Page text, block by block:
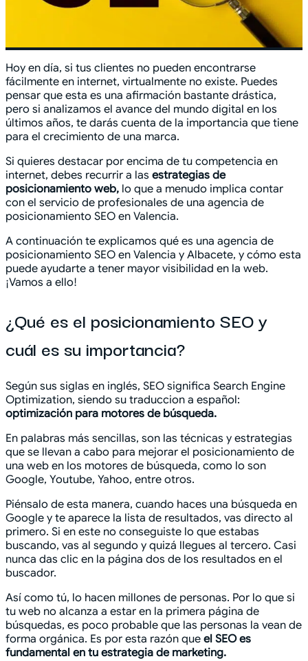
Hoy en día, si tus clientes no pueden encontrarse
fácilmente en internet, virtualmente no existe. Puedes
pensar que esta es una afirmación bastante drástica,
pero si analizamos el avance del mundo digital en los
últimos años, te darás cuenta de la importancia que tiene
para el crecimiento de una marca.
Si quieres destacar por encima de tu competencia en
internet, debes recurrir a las estrategias de
posicionamiento web, lo que a menudo implica contar
con el servicio de profesionales de una agencia de
posicionamiento SEO en Valencia.
A continuación te explicamos qué es una agencia de
posicionamiento SEO en Valencia y Albacete, y cómo esta
puede ayudarte a tener mayor visibilidad en la web.
¡Vamos a ello!
¿Qué es el posicionamiento SEO y
cuál es su importancia?
Según sus siglas en inglés, SEO significa Search Engine
Optimization, siendo su traduccion a español:
optimización para motores de búsqueda.
En palabras más sencillas, son las técnicas y estrategias
que se llevan a cabo para mejorar el posicionamiento de
una web en los motores de búsqueda, como lo son
Google, Youtube, Yahoo, entre otros.
Piénsalo de esta manera, cuando haces una búsqueda en
Google y te aparece la lista de resultados, vas directo al
primero. Si en este no conseguiste lo que estabas
buscando, vas al segundo y quizá llegues al tercero. Casi
nunca das clic en la página dos de los resultados en el
buscador.
Así como tú, lo hacen millones de personas. Por lo que si
tu web no alcanza a estar en la primera página de
búsquedas, es poco probable que las personas la vean de
forma orgánica. Es por esta razón que el SEO es
fundamental en tu estrategia de marketing.